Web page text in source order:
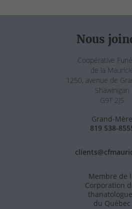
Nous
Coopérative
de la
1250, avenue de
Shawinigan
G9T 2J5
Grand-Mère
819 538-
Membre de
Corporation
du Québec